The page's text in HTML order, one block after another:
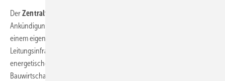
DerZentralverband Deutsches Baugewerbe
Ankündigung der Ampelkoalition, die Bedeutung des Bauens mit
einem eigenständigen Ministerium hervorzuheben. Denn egal ob
Leitungsinfrastruktur, der Ausbau der Windenergie oder die
energetische Gebäudesanierung – bei der Klimawende ist die
Bauwirtschaft mit ihrem Knowhow gefragt. Das Ziel, 400.000